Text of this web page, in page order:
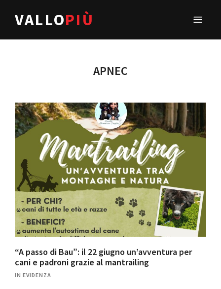
VALLOPIÙ
APNEC
“A passo di Bau”: il 22 giugno un’avventura per
cani e padroni grazie al mantrailing
IN EVIDENZA